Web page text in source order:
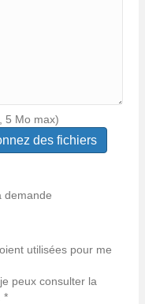
5 Mo max)
demande
utilisées pour me
peux consulter la
*